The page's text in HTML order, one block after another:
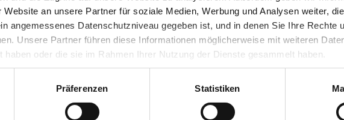
Website an unsere Partner für soziale Medien, Werbung und Analysen weiter,
angemessenes Datenschutzniveau gegeben ist, und in denen Sie Ihre Rechte
Unsere Partner führen diese Informationen möglicherweise mit weiteren
haben oder die sie im Rahmen Ihrer Nutzung der Dienste gesammelt haben.
Präferenzen Statistiken
Besatzung (vier Todesurteile)
von Schönbrunn mit Napoleon
des Staatsbankrotts